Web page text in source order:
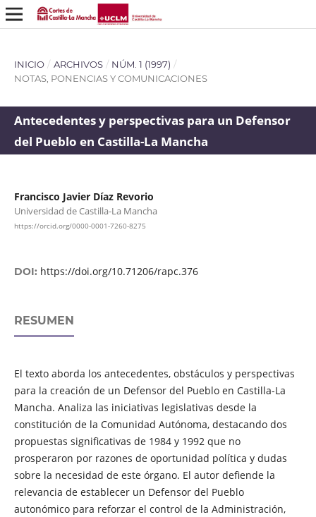
INICIO / ARCHIVOS / NÚM. 1 (1997) /
NOTAS, PONENCIAS Y COMUNICACIONES
Antecedentes y perspectivas para un Defensor
del Pueblo en Castilla-La Mancha
Francisco Javier Díaz Revorio
Universidad de Castilla-La Mancha
https://orcid.org/0000-0001-7260-8275
DOI: https://doi.org/10.71206/rapc.376
RESUMEN
El texto aborda los antecedentes, obstáculos y perspectivas
para la creación de un Defensor del Pueblo en Castilla-La
Mancha. Analiza las iniciativas legislativas desde la
constitución de la Comunidad Autónoma, destacando dos
propuestas significativas de 1984 y 1992 que no
prosperaron por razones de oportunidad política y dudas
sobre la necesidad de este órgano. El autor defiende la
relevancia de establecer un Defensor del Pueblo
autonómico para reforzar el control de la Administración,